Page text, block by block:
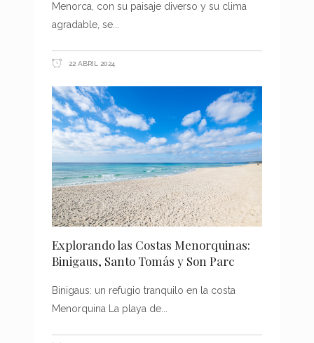
Menorca, con su paisaje diverso y su clima
agradable, se
22 ABRIL 2024
Explorando las Costas Menorquinas:
Binigaus, Santo Tomás y Son Parc
Binigaus: un refugio tranquilo en la costa
Menorquina La playa de